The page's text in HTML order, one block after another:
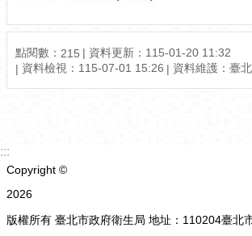
點閱數： 215
資料更新：115-01-20 11:32
資料檢視：115-07-01 15:26
資料維護：臺
:::
Copyright ©
2026
版權所有 臺北市政府衛生局 地址：110204臺北